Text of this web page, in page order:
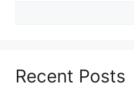
Recent Posts